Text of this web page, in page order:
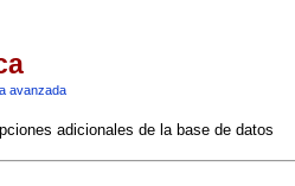
avanzada
adicionales de la base de datos